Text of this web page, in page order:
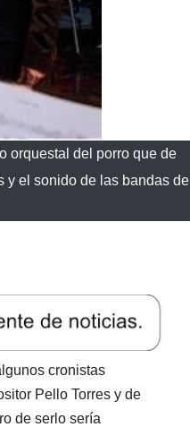
orquestal del porro que de
y el sonido de las bandas de
cronistas
Pello Torres y de
de serlo sería